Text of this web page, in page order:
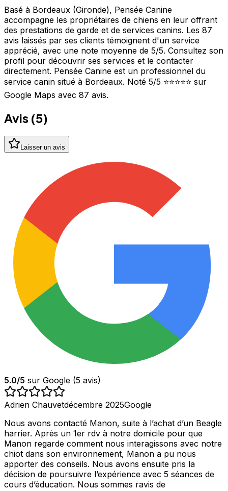
Basé à Bordeaux (Gironde), Pensée Canine
accompagne les propriétaires de chiens en leur offrant
des prestations de garde et de services canins. Les 87
avis laissés par ses clients témoignent d'un service
apprécié, avec une note moyenne de 5/5. Consultez son
profil pour découvrir ses services et le contacter
directement. Pensée Canine est un professionnel du
service canin situé à Bordeaux. Noté 5/5 ⭐⭐⭐⭐⭐ sur
Google Maps avec 87 avis.
Avis (5)
Laisser un avis
5.0/5 sur Google (5 avis)
Adrien Chauvetdécembre 2025Google
Nous avons contacté Manon, suite à l’achat d’un Beagle
harrier. Après un 1er rdv à notre domicile pour que
Manon regarde comment nous interagissons avec notre
chiot dans son environnement, Manon a pu nous
apporter des conseils. Nous avons ensuite pris la
décision de poursuivre l’expérience avec 5 séances de
cours d’éducation. Nous sommes ravis de